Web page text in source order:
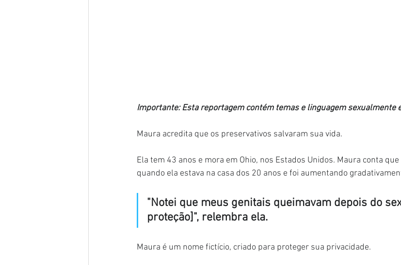
Importante: Esta reportagem contém temas e linguagem sexualmente
Maura acredita que os preservativos salvaram sua vida.
Ela tem 43 anos e mora em Ohio, nos Estados Unidos. Maura conta
quando ela estava na casa dos 20 anos e foi aumentando
"Notei que meus genitais queimavam depois do
proteção]", relembra ela.
Maura é um nome fictício, criado para proteger sua privacidade.